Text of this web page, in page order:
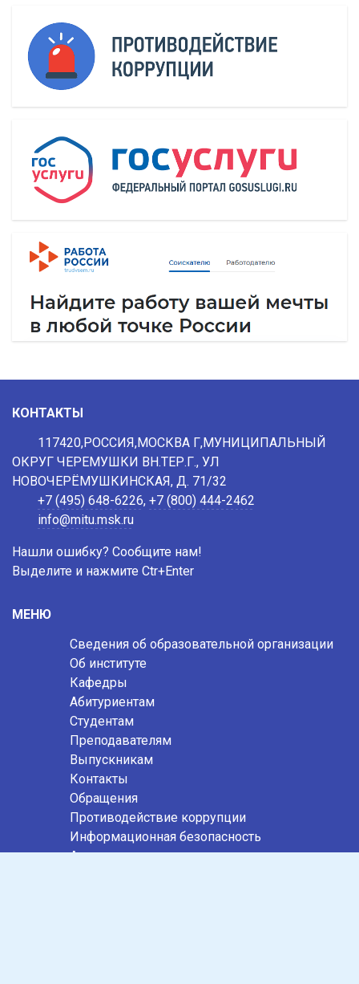
КОНТАКТЫ
117420,РОССИЯ,МОСКВА Г,МУНИЦИПАЛЬНЫЙ
ОКРУГ ЧЕРЕМУШКИ ВН.ТЕР.Г., УЛ
НОВОЧЕРЁМУШКИНСКАЯ, Д. 71/32
+7 (495) 648-6226, +7 (800) 444-2462
info@mitu.msk.ru
Нашли ошибку? Сообщите нам!
Выделите и нажмите Ctr+Enter
МЕНЮ
Сведения об образовательной организации
Об институте
Кафедры
Абитуриентам
Студентам
Преподавателям
Выпускникам
Контакты
Обращения
Противодействие коррупции
Информационная безопасность
Антитеррористическая защищенность